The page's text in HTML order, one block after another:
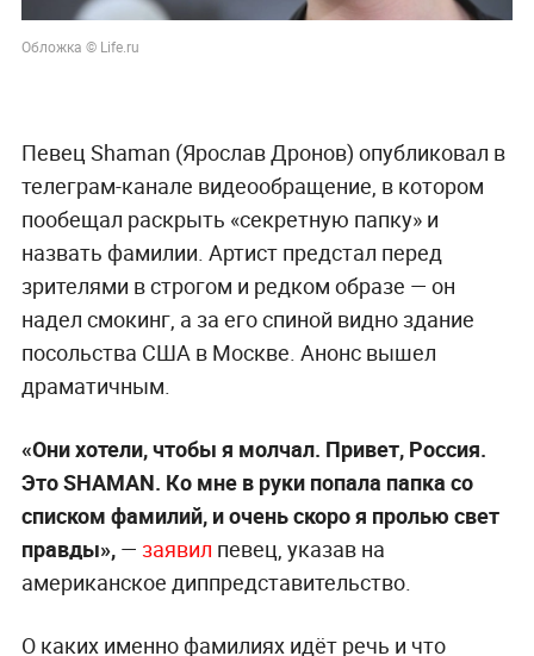
Обложка © Life.ru
Певец Shaman (Ярослав Дронов) опубликовал в
телеграм-канале видеообращение, в котором
пообещал раскрыть «секретную папку» и
назвать фамилии. Артист предстал перед
зрителями в строгом и редком образе — он
надел смокинг, а за его спиной видно здание
посольства США в Москве. Анонс вышел
драматичным.
«Они хотели, чтобы я молчал. Привет, Россия.
Это SHAMAN. Ко мне в руки попала папка со
списком фамилий, и очень скоро я пролью свет
правды»,— заявил певец, указав на
американское диппредставительство.
О каких именно фамилиях идёт речь и что